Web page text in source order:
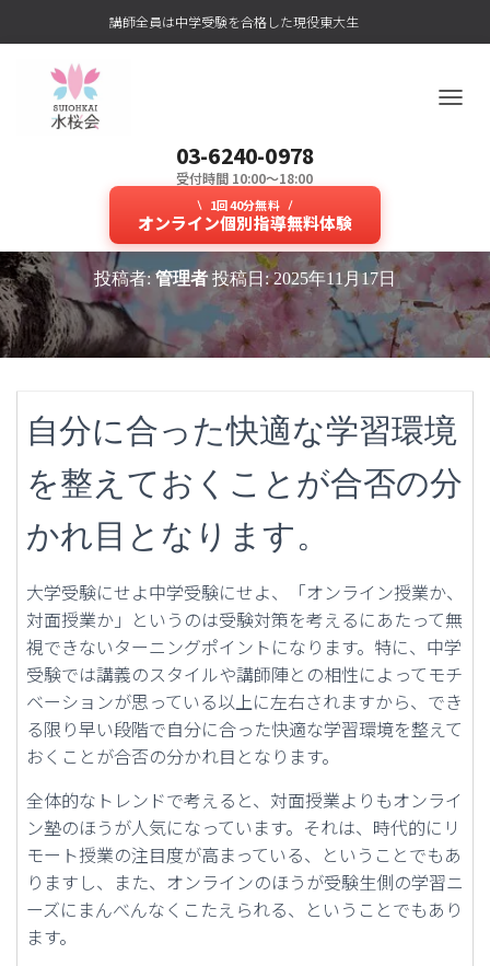
講師全員は中学受験を合格した現役東大生
03-6240-0978
受付時間 10:00～18:00
1回40分無料
オンライン個別指導無料体験
を
切
り
替
え
オンライン授業か対面授業か？中
学受験に人気のオンライン塾は？
投稿者:管理者投稿日:2025年11月17日
自分に合った快適な学習環境
を整えておくことが合否の分
かれ目となります。
大学受験にせよ中学受験にせよ、「オンライン授業か、
対面授業か」というのは受験対策を考えるにあたって無
視できないターニングポイントになります。特に、中学
受験では講義のスタイルや講師陣との相性によってモチ
ベーションが思っている以上に左右されますから、でき
る限り早い段階で自分に合った快適な学習環境を整えて
おくことが合否の分かれ目となります。
全体的なトレンドで考えると、対面授業よりもオンライ
ン塾のほうが人気になっています。それは、時代的にリ
モート授業の注目度が高まっている、ということでもあ
りますし、また、オンラインのほうが受験生側の学習ニ
ーズにまんべんなくこたえられる、ということでもあり
ます。